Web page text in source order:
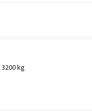
3200 kg